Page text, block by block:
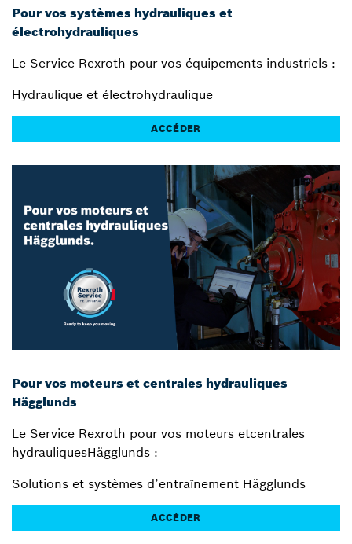
Pour vos systèmes hydrauliques et
électrohydrauliques
Le Service Rexroth pour vos équipements industriels :
Hydraulique et électrohydraulique
ACCÉDER
Pour vos moteurs et centrales hydrauliques
Hägglunds
Le Service Rexroth pour vos moteurs etcentrales
hydrauliquesHägglunds :
Solutions et systèmes d’entraînement Hägglunds
ACCÉDER